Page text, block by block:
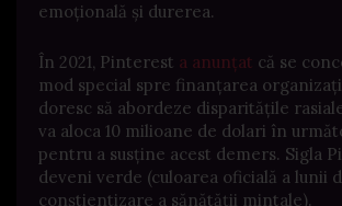
emoțională și durerea.
În 2021, Pinterest a anunțat că se
mod special spre finanțarea
doresc să abordeze disparitățile
va aloca 10 milioane de dolari în
pentru a susține acest demers. Sigla
deveni verde (culoarea oficială a lunii
conștientizare a sănătății mintale).